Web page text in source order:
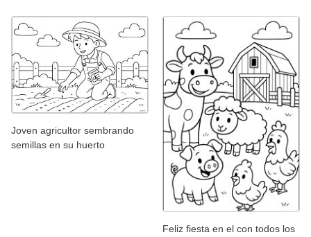
Joven agricultor sembrando
semillas en su huerto
Feliz fiesta en el con todos los